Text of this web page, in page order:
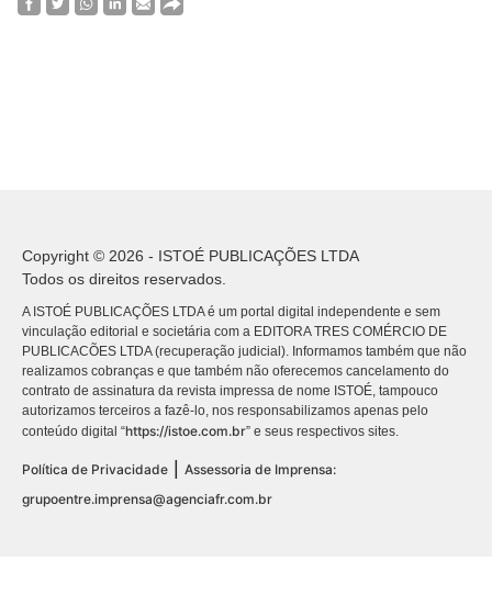
Copyright © 2026 - ISTOÉ PUBLICAÇÕES LTDA
Todos os direitos reservados.
A ISTOÉ PUBLICAÇÕES LTDA é um portal digital independente e sem
vinculação editorial e societária com a EDITORA TRES COMÉRCIO DE
PUBLICACÕES LTDA (recuperação judicial). Informamos também que não
realizamos cobranças e que também não oferecemos cancelamento do
contrato de assinatura da revista impressa de nome ISTOÉ, tampouco
autorizamos terceiros a fazê-lo, nos responsabilizamos apenas pelo
conteúdo digital “https://istoe.com.br” e seus respectivos sites.
Política de Privacidade
Assessoria de Imprensa:
grupoentre.imprensa@agenciafr.com.br